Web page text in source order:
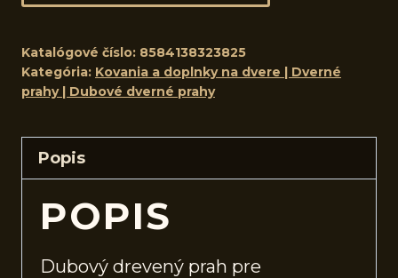
Katalógové číslo: 8584138323825
Kategória: Kovania a doplnky na dvere | Dverné
prahy | Dubové dverné prahy
Popis
POPIS
Dubový drevený prah pre